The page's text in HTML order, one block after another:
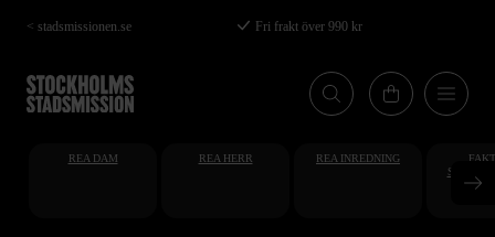
Hoppa
till
huvudinnehåll
< stadsmissionen.se Fri frakt över 990 kr
REA DAM REA HERR REA INREDNING